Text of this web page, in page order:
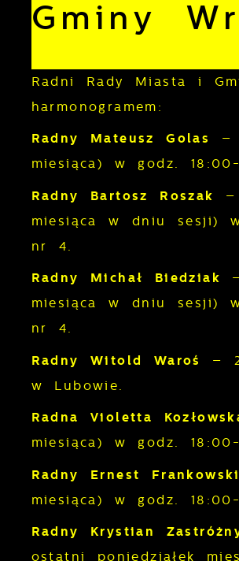
Gminy
Radni Rady Miasta i
harmonogramem:
Radny Mateusz Golas –
miesiąca) w godz.
Radny Bartosz Roszak
miesiąca w dniu sesji)
nr 4.
Radny Michał Biedziak
miesiąca w dniu sesji)
nr 4.
Radny Witold Waroś
–
w Lubowie.
Radna Violetta
miesiąca) w godz.
Radny Ernest
miesiąca) w godz.
Radny Krystian
ostatni poniedziałek